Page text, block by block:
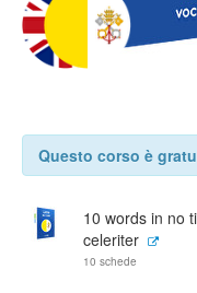
Questo corso è
10 words in no
celeriter
10 schede